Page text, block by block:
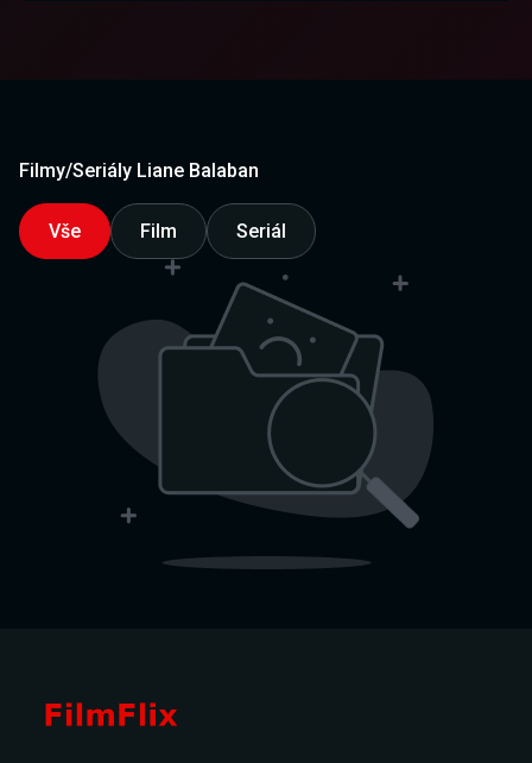
Filmy/Seriály Liane Balaban
Vše Film Seriál